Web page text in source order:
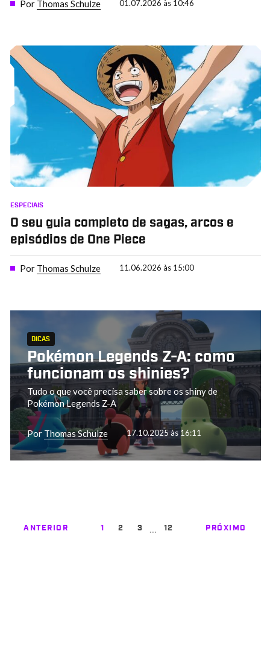
Por Thomas Schulze 01.07.2026 às 10:46
ESPECIAIS
O seu guia completo de sagas, arcos e
episódios de One Piece
Por Thomas Schulze 11.06.2026 às 15:00
DICAS
Pokémon Legends Z-A: como
funcionam os shinies?
Tudo o que você precisa saber sobre os shiny de
Pokémon Legends Z-A
Por Thomas Schulze 17.10.2025 às 16:11
ANTERIOR 1 2 3 12 PRÓXIMO